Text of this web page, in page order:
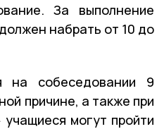
За выполнение
набрать от 10 до
на собеседовании 9
причине, а также при
могут пройти